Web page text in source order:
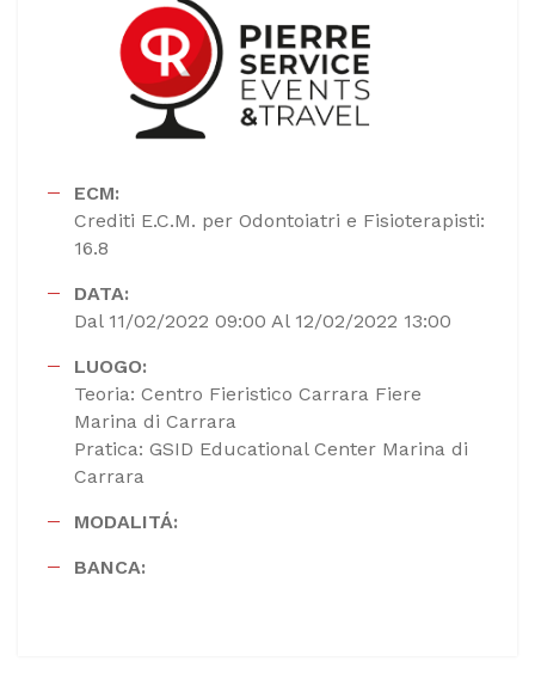
ECM:
Crediti E.C.M. per Odontoiatri e Fisioterapisti:
16.8
DATA:
Dal 11/02/2022 09:00 Al 12/02/2022 13:00
LUOGO:
Teoria: Centro Fieristico Carrara Fiere
Marina di Carrara
Pratica: GSID Educational Center Marina di
Carrara
MODALITÁ:
BANCA: